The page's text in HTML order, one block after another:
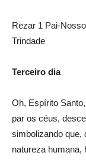
Rezar 1 Pai-
Trindade
Terceiro dia
Oh, Espírito
par os céus,
simbolizando que,
natureza humana,